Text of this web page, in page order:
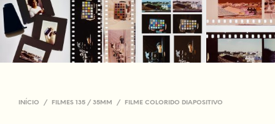
INÍCIO / FILMES 135 / 35MM / FILME COLORIDO DIAPOSITIVO